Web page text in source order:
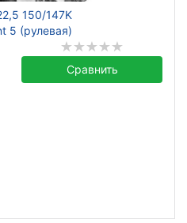
150/147K
5 (рулевая)
Сравнить